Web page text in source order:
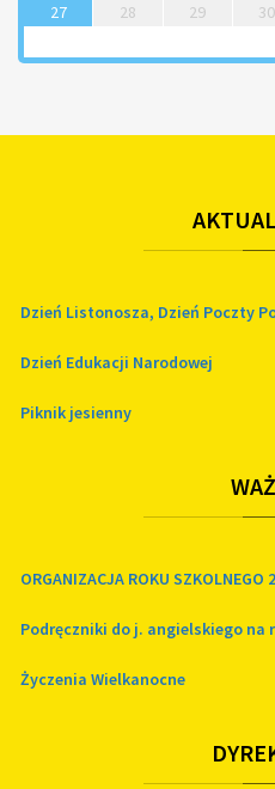
27
28 29 30
Dzień Listonosza, Dzień Poczty
Dzień Edukacji Narodowej
Piknik jesienny
ORGANIZACJA ROKU SZKOLNEGO
Podręczniki do j. angielskiego na
Życzenia Wielkanocne